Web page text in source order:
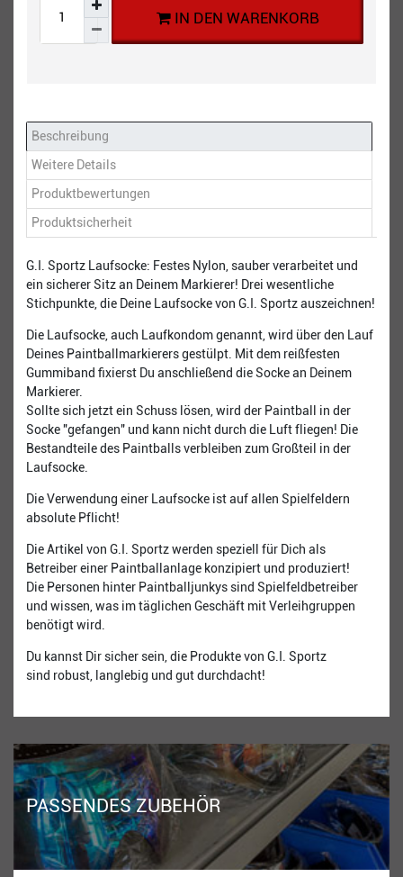
IN DEN WARENKORB
Beschreibung
Weitere Details
Produktbewertungen
Produktsicherheit
G.I. Sportz Laufsocke: Festes Nylon, sauber verarbeitet und
ein sicherer Sitz an Deinem Markierer! Drei wesentliche
Stichpunkte, die Deine Laufsocke von G.I. Sportz auszeichnen!
Die Laufsocke, auch Laufkondom genannt, wird über den Lauf
Deines Paintballmarkierers gestülpt. Mit dem reißfesten
Gummiband fixierst Du anschließend die Socke an Deinem
Markierer.
Sollte sich jetzt ein Schuss lösen, wird der Paintball in der
Socke "gefangen" und kann nicht durch die Luft fliegen! Die
Bestandteile des Paintballs verbleiben zum Großteil in der
Laufsocke.
Die Verwendung einer Laufsocke ist auf allen Spielfeldern
absolute Pflicht!
Die Artikel von G.I. Sportz werden speziell für Dich als
Betreiber einer Paintballanlage konzipiert und produziert!
Die Personen hinter Paintballjunkys sind Spielfeldbetreiber
und wissen, was im täglichen Geschäft mit Verleihgruppen
benötigt wird.
Du kannst Dir sicher sein, die Produkte von G.I. Sportz
sind robust, langlebig und gut durchdacht!
PASSENDES ZUBEHÖR